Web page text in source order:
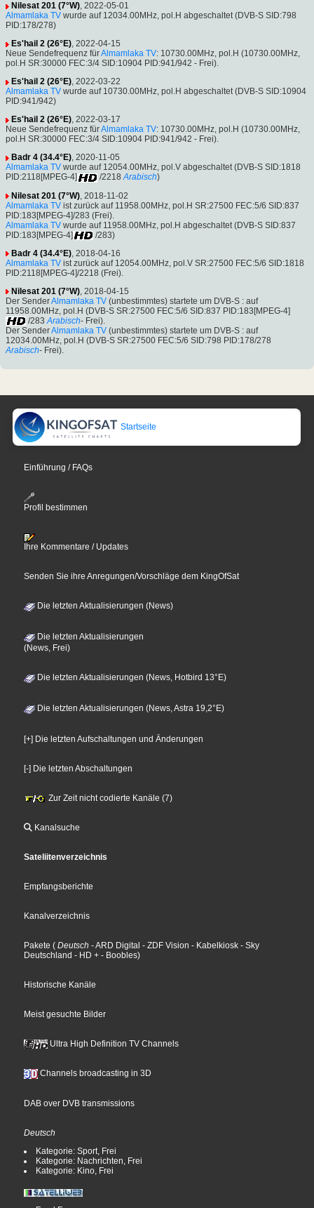
Nilesat 201 (7°W), 2022-05-01
Almamlaka TV wurde auf 12034.00MHz, pol.H abgeschaltet (DVB-S SID:798
PID:178/278)
Es'hail 2 (26°E), 2022-04-15
Neue Sendefrequenz fürAlmamlaka TV: 10730.00MHz, pol.H (10730.00MHz,
pol.H SR:30000 FEC:3/4 SID:10904 PID:941/942 - Frei).
Es'hail 2 (26°E), 2022-03-22
Almamlaka TV wurde auf 10730.00MHz, pol.H abgeschaltet (DVB-S SID:10904
PID:941/942)
Es'hail 2 (26°E), 2022-03-17
Neue Sendefrequenz fürAlmamlaka TV: 10730.00MHz, pol.H (10730.00MHz,
pol.H SR:30000 FEC:3/4 SID:10904 PID:941/942 - Frei).
Badr 4 (34.4°E), 2020-11-05
Almamlaka TV wurde auf 12054.00MHz, pol.V abgeschaltet (DVB-S SID:1818
PID:2118[MPEG-4]
/2218 Arabisch)
Nilesat 201 (7°W) , 2018-11-02
Almamlaka TV ist zurück auf 11958.00MHz, pol.H SR:27500 FEC:5/6 SID:837
PID:183[MPEG-4]/283 (Frei).
Almamlaka TV wurde auf 11958.00MHz, pol.H abgeschaltet (DVB-S SID:837
PID:183[MPEG-4]
/283)
Badr 4 (34.4°E), 2018-04-16
Almamlaka TV ist zurück auf 12054.00MHz, pol.V SR:27500 FEC:5/6 SID:1818
PID:2118[MPEG-4]/2218 (Frei).
Nilesat 201 (7°W), 2018-04-15
Der SenderAlmamlaka TV (unbestimmtes) startete um DVB-S : auf
11958.00MHz, pol.H (DVB-S SR:27500 FEC:5/6 SID:837 PID:183[MPEG-4]
/283 Arabisch- Frei).
Der SenderAlmamlaka TV (unbestimmtes) startete um DVB-S : auf
12034.00MHz, pol.H (DVB-S SR:27500 FEC:5/6 SID:798 PID:178/278
Arabisch- Frei).
Startseite
Einführung / FAQs
Profil bestimmen
Ihre Kommentare / Updates
Senden Sie ihre Anregungen/Vorschläge dem KingOfSat
Die letzten Aktualisierungen (News)
Die letzten Aktualisierungen
(News, Frei)
Die letzten Aktualisierungen (News, Hotbird 13°E)
Die letzten Aktualisierungen (News, Astra 19,2°E)
[+] Die letzten Aufschaltungen und Änderungen
[-] Die letzten Abschaltungen
Zur Zeit nicht codierte Kanäle (7)
Kanalsuche
Sateliitenverzeichnis
Empfangsberichte
Kanalverzeichnis
Pakete ( Deutsch - ARD Digital - ZDF Vision - Kabelkiosk - Sky
Deutschland - HD + - Boobles)
Historische Kanäle
Meist gesuchte Bilder
Ultra High Definition TV Channels
Channels broadcasting in 3D
DAB over DVB transmissions
Deutsch
Kategorie: Sport, Frei
Kategorie: Nachrichten, Frei
Kategorie: Kino, Frei